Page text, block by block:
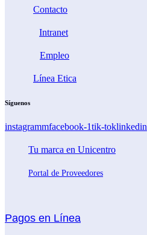
Contacto
Intranet
Empleo
Línea Etica
Síguenos
instagrammfacebook-1tik-toklinkedin
Tu marca en Unicentro
Portal de Proveedores
Pagos en Línea